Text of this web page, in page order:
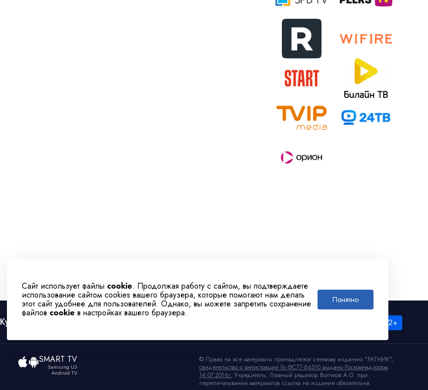
Сайт использует файлы cookie. Продолжая работу с сайтом, вы подтверждаете
использование сайтом cookies вашего браузера, которые помогают нам делать
этот сайт удобнее для пользователей. Однако, вы можете запретить сохранение
файлов cookie в настройках вашего браузера.
Понятно
Культура Телеканал
SMART TV
Samsung LG
Android TV
© Права на все материалы принадлежат сетевому изданию "РАТНИК",
свидетельство о регистрации № ФС77-66510 выдано Роскомнадзором
14.07.2016г. Учредитель, Главный редактор Волчков А.О. при
перепечатывании материалов ссылка на издание обязательна.